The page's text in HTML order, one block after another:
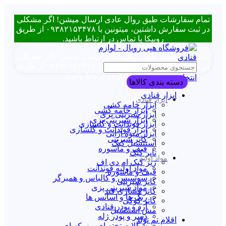
تمام سفارشات طبق روال عادی ارسال میشن! اگر مشکلی
در ثبت سفارش داشتین، میتونین با ۰۹۳۸۲۱۵۳۴۷۸ از طریق
روبیکا یا تماس در ارتباط باشید.
تمام سفارشات طبق روال عادی ارسال میشن! اگر مشکلی
روبیکا یا تماس در ارتباط باشید.انتخاب دسته بندی
ابزار قنادی
ابزار خامه کشی
ابزار شیرینی پزی
ابزار فوندانت و گلسازی
ابزار میوه آرایی
استنسیل کیک
تاپر کیک
زیر کیک ام دی اف
قیف و ماسوره
کاتر شیرینی
کاتر فشاری قند
کاتر کوکی
مش استنسیل
اقلام تم تولد
دسته بندی کالاها
ابزار قنادی
ابزار خامه کشی
ابزار شیرینی پزی
ابزار فوندانت و گلسازی
کاتر شیرینی
قیف و ماسوره
مواد اولیه
مواد اولیه فوندانت
سوسیس و کالباس و همبرگر
مواد شیرینی پزی
رنگ ها و اسانس ها
آرد و پودر قنادی
دسر و پودر ژله